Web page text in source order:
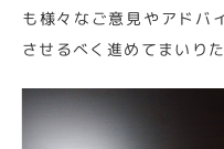
も様々なご意見やアドバ
させるべく進めてまいり